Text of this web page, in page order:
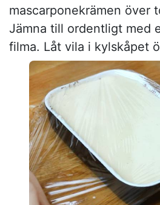
mascarponekrämen över
Jämna till ordentligt med
filma. Låt vila i kylskåpet